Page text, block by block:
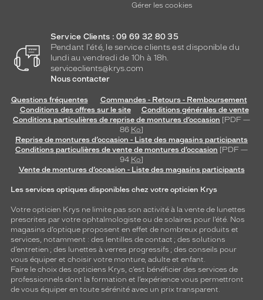
Gérer les cookies
Service Clients : 09 69 32 80 35
Pendant l'été, le service clients est disponible du
lundi au vendredi de 10h à 18h.
serviceclients@krys.com
Nous contacter
Questions fréquentes
Commandes - Retours - Remboursement
Conditions des offres sur le site
Conditions générales de vente
Conditions particulières de reprise de montures d’occasion [PDF —
86 Ko]
Reprise de montures d’occasion - Liste des magasins participants
Conditions particulières de vente de montures d’occasion [PDF —
94 Ko]
Vente de montures d’occasion - Liste des magasins participants
Les services optiques disponibles chez votre opticien Krys
Votre opticien Krys ne limite pas son activité à la vente de lunettes
prescrites par votre ophtalmologiste ou de solaires pour l’été. Nos
magasins d’optique proposent en effet de nombreux produits et
services, notamment : des lentilles de contact ; des solutions
d’entretien ; des lunettes à verres progressifs ; des conseils pour
vous équiper et choisir votre monture, adulte et enfant.
Faire le choix des opticiens Krys, c’est bénéficier des services de
professionnels dont la formation et l’expérience vous permettront
de vous équiper en toute sérénité avec un prix transparent.